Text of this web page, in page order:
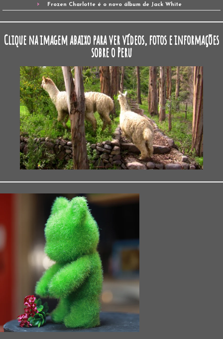
Frozen Charlotte é o novo álbum de Jack White
Clique na imagem abaixo para ver vídeos, fotos e informações
sobre o Peru